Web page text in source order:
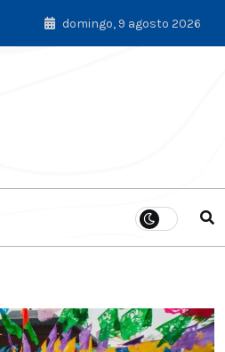
domingo, 9 agosto 2026